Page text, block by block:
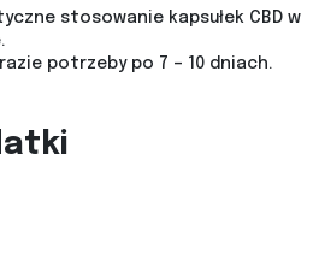
stosowanie kapsułek CBD w
potrzeby po 7 – 10 dniach.